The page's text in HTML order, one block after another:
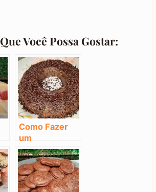
Você Possa Gostar:
Como Fazer
um
Brigadeirão:
Super
Cremoso e
Fácil